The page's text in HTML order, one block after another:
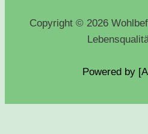
Copyright © 2026
Powered by